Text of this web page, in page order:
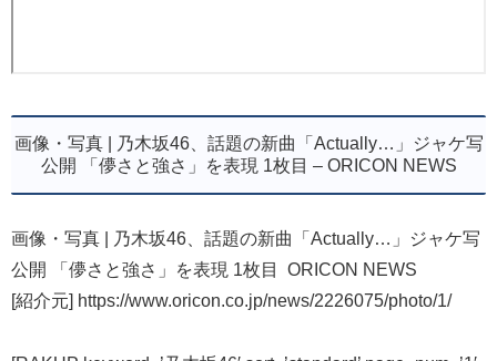
画像・写真 | 乃木坂46、話題の新曲「Actually…」ジャケ写
公開 「儚さと強さ」を表現 1枚目 – ORICON NEWS
画像・写真 | 乃木坂46、話題の新曲「Actually…」ジャケ写
公開 「儚さと強さ」を表現 1枚目 ORICON NEWS
[紹介元] https://www.oricon.co.jp/news/2226075/photo/1/